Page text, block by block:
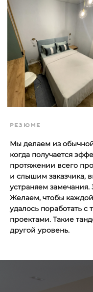
РЕЗЮМЕ
Мы делаем из
когда получается
протяжении всего
и слышим заказчика,
устраняем
Желаем, чтобы
удалось поработать с
проектами. Такие
другой уровень.